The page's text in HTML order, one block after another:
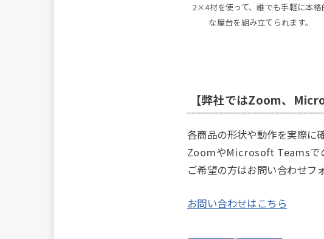
2×4材を使って、誰でも手軽に本格
な屋台を組み立てられます。
【弊社ではZoom、
各商品の形状や動作を実際に
ZoomやMicrosoft Teamsで
ご希望の方はお問い合わせフ
お問い合わせはこちら